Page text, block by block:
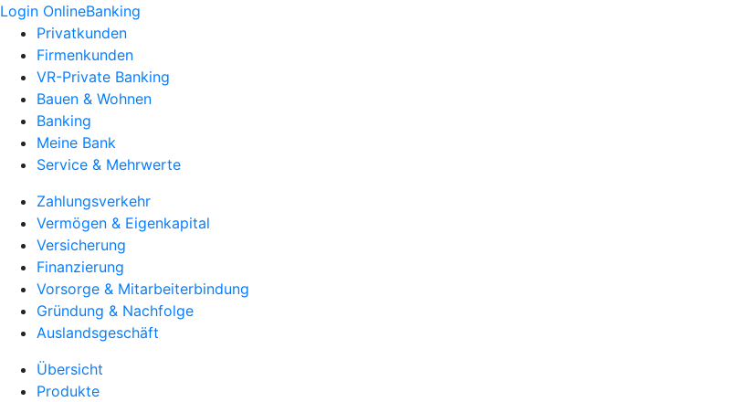
Login OnlineBanking
Privatkunden
Firmenkunden
VR-Private Banking
Bauen & Wohnen
Banking
Meine Bank
Service & Mehrwerte
Zahlungsverkehr
Vermögen & Eigenkapital
Versicherung
Finanzierung
Vorsorge & Mitarbeiterbindung
Gründung & Nachfolge
Auslandsgeschäft
Übersicht
Produkte